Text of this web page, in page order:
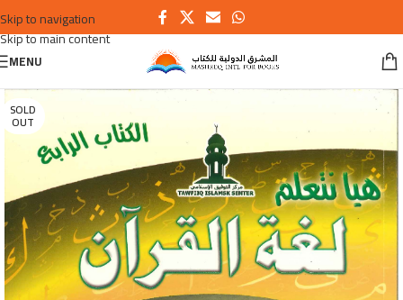
Skip to navigation
Skip to main content
MENU
SOLD
OUT